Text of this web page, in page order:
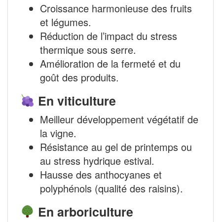
Croissance harmonieuse des fruits
et légumes.
Réduction de l’impact du stress
thermique sous serre.
Amélioration de la fermeté et du
goût des produits.
En viticulture
Meilleur développement végétatif de
la vigne.
Résistance au gel de printemps ou
au stress hydrique estival.
Hausse des anthocyanes et
polyphénols (qualité des raisins).
En arboriculture